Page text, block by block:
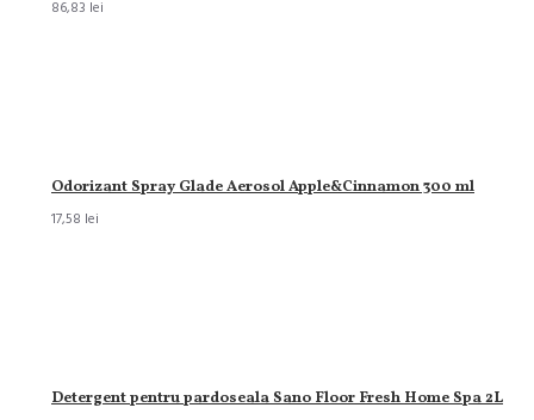
86,83 lei
Odorizant Spray Glade Aerosol Apple&Cinnamon 300 ml
17,58 lei
Detergent pentru pardoseala Sano Floor Fresh Home Spa 2L